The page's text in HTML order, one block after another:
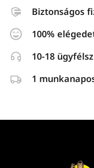
Biztonságos
100%
10-18
1